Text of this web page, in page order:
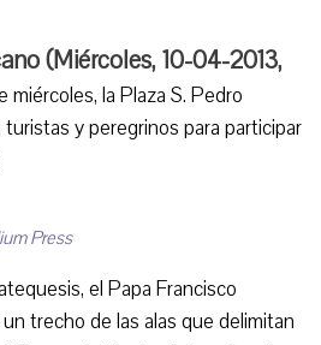
(Miércoles, 10-04-2013,
miércoles, la Plaza S. Pedro
y peregrinos para participar
Press
el Papa Francisco
trecho de las alas que delimitan